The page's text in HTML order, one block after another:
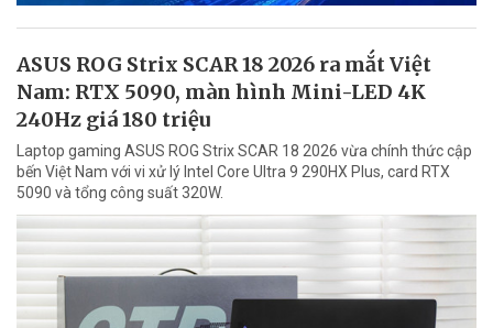
ASUS ROG Strix SCAR 18 2026 ra mắt Việt
Nam: RTX 5090, màn hình Mini-LED 4K
240Hz giá 180 triệu
Laptop gaming ASUS ROG Strix SCAR 18 2026 vừa chính thức cập
bến Việt Nam với vi xử lý Intel Core Ultra 9 290HX Plus, card RTX
5090 và tổng công suất 320W.